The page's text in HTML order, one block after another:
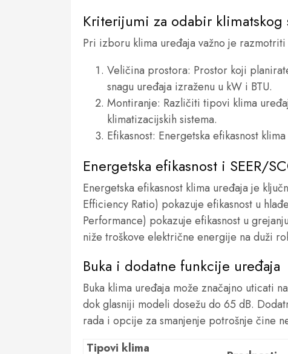
Kriterijumi za odabir klimatskog
Pri izboru klima uređaja važno je
Veličina prostora: Prostor koji
snagu uređaja izraženu u kW i BTU.
Montiranje: Različiti tipovi klima
klimatizacijskih sistema.
Efikasnost: Energetska efikasnost
Energetska efikasnost i SEER/
Energetska efikasnost klima uređaja je
Efficiency Ratio) pokazuje efikasnost u
Performance) pokazuje efikasnost u
niže troškove električne energije na duži
Buka i dodatne funkcije uređaja
Buka klima uređaja može značajno uticati
dok glasniji modeli dosežu do 65 dB.
rada i opcije za smanjenje potrošnje čine
Tipovi klima